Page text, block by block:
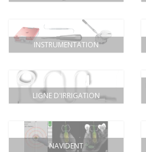
INSTRUMENTATION
LIGNE D'IRRIGATION
NAVIDENT